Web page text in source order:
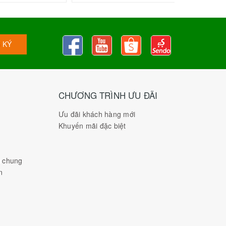
KÝ
CHƯƠNG TRÌNH ƯU ĐÃI
Ưu đãi khách hàng mới
Khuyến mãi đặc biệt